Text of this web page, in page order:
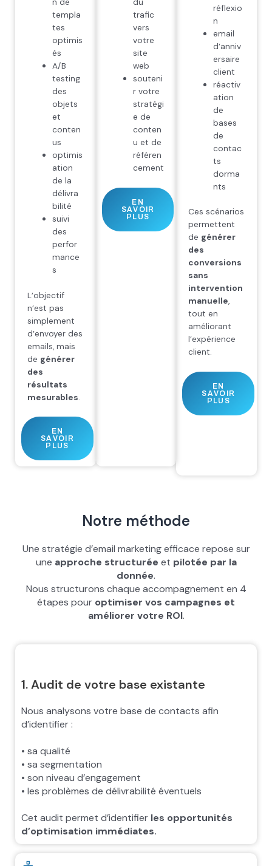
templa
tes
optimis
és
A/B
testing
des
objets
et
conten
us
optimis
ation
de la
délivra
bilité
suivi
des
perfor
mance
s
L’objectif
n’est pas
simplement
d’envoyer des
emails, mais
de générer
des
résultats
mesurables
EN
SAVOIR
PLUS
trafic
vers
votre
site
web
souteni
r votre
stratégi
e de
conten
u et de
référen
cement
EN
SAVOIR
PLUS
réflexio
n
email
d’anniv
ersaire
client
réactiv
ation
de
bases
de
contac
ts
dorma
nts
Ces scénarios
permettent
de générer
des
conversions
sans
intervention
manuelle,
tout en
améliorant
l’expérience
client.
EN
SAVOIR
PLUS
Notre méthode
Une stratégie d’email marketing efficace repose sur
une approche structurée et pilotée par la
donnée.
Nous structurons chaque accompagnement en 4
étapes pour optimiser vos campagnes et
améliorer votre ROI.
1. Audit de votre base existante
Nous analysons votre base de contacts afin
d’identifier :
• sa qualité
• sa segmentation
• son niveau d’engagement
• les problèmes de délivrabilité éventuels
Cet audit permet d’identifier les opportunités
d’optimisation immédiates.